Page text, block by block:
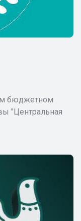
бюджетном
"Центральная